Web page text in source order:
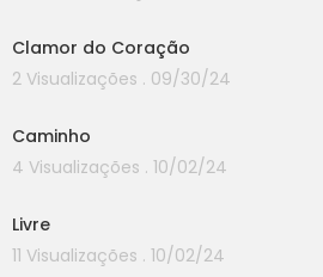
Clamor do Coração
2 Visualizações . 09/30/24
Caminho
4 Visualizações . 10/02/24
Livre
11 Visualizações . 10/02/24